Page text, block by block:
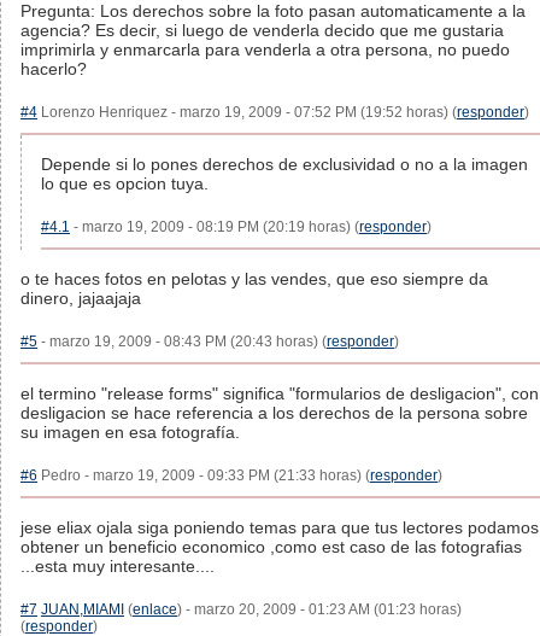
Pregunta: Los derechos sobre la foto pasan automaticamente a la
agencia? Es decir, si luego de venderla decido que me gustaria
imprimirla y enmarcarla para venderla a otra persona, no puedo
hacerlo?
#4 Lorenzo Henriquez - marzo 19, 2009 - 07:52 PM (19:52 horas) (responder)
Depende si lo pones derechos de exclusividad o no a la imagen
lo que es opcion tuya.
#4.1 - marzo 19, 2009 - 08:19 PM (20:19 horas) (responder)
o te haces fotos en pelotas y las vendes, que eso siempre da
dinero, jajaajaja
#5 - marzo 19, 2009 - 08:43 PM (20:43 horas) (responder)
el termino "release forms" significa "formularios de desligacion", con
desligacion se hace referencia a los derechos de la persona sobre
su imagen en esa fotografía.
#6 Pedro - marzo 19, 2009 - 09:33 PM (21:33 horas) (responder)
jese eliax ojala siga poniendo temas para que tus lectores podamos
obtener un beneficio economico ,como est caso de las fotografias
...esta muy interesante....
#7 JUAN,MIAMI (enlace) - marzo 20, 2009 - 01:23 AM (01:23 horas)
(responder)